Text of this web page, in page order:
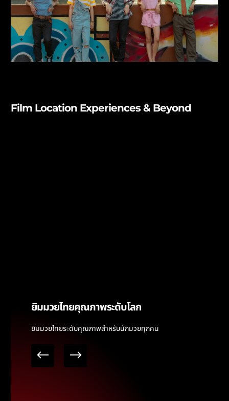
Film Location Experiences & Beyond
ยิมมวยไทยคุณภาพระดับโลก
ยิมมวยไทยระดับคุณภาพสำหรับนักมวยทุกคน